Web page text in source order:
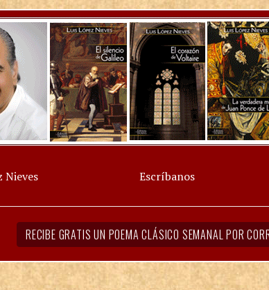
Nieves Escríbanos
RECIBE GRATIS UN POEMA CLÁSICO SEMANAL POR